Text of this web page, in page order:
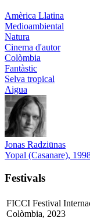
Amèrica Llatina
Medioambiental
Natura
Cinema d'autor
Colòmbia
Fantàstic
Selva tropical
Aigua
Jonas Radziūnas
Yopal (Casanare),
Festivals
FICCI Festival
Colòmbia, 2023